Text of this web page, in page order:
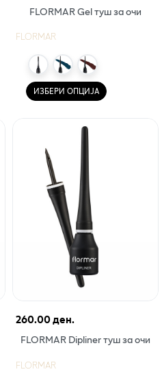
FLORMAR Gel туш за очи
FLORMAR
ИЗБЕРИ ОПЦИЈА
260.00 ден.
FLORMAR Dipliner туш за очи
FLORMAR